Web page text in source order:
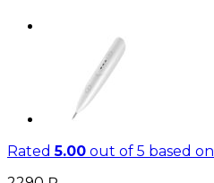
Rated5.00 out of 5 based on